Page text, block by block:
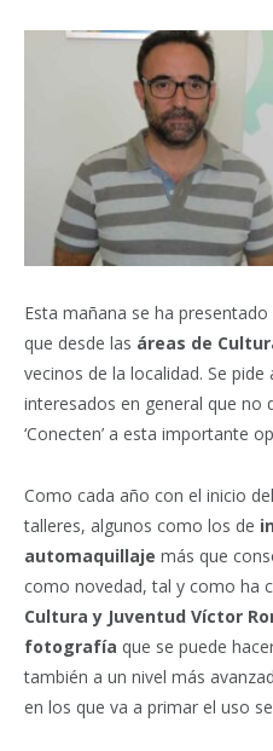
Esta mañana se ha presentado
que desde las áreas de
vecinos de la localidad. Se
interesados en general que no
‘Conecten’ a esta importante
Como cada año con el inicio
talleres, algunos como los de
automaquillaje más que
como novedad, tal y como ha
Cultura y Juventud Víctor
fotografía que se puede
también a un nivel más
en los que va a primar el uso